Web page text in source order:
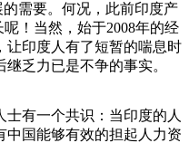
需要。何况，此前印度产
！当然，始于2008年的经
让印度人有了短暂的喘息时
乏力已是不争的事实。
有一个共识：当印度的人
中国能够有效的担起人力资